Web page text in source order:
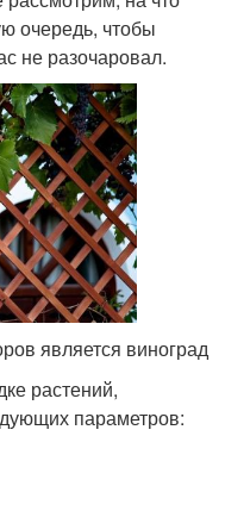
очередь, чтобы
не разочаровал.
является виноград
растений,
параметров: